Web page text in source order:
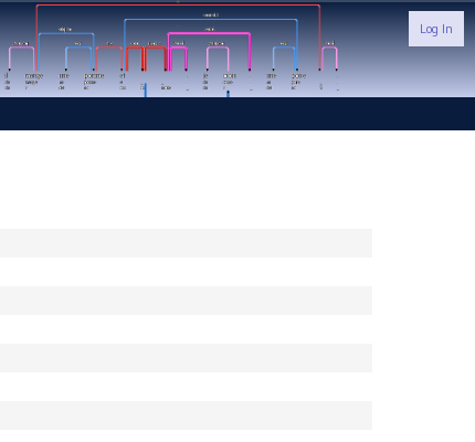
Log In